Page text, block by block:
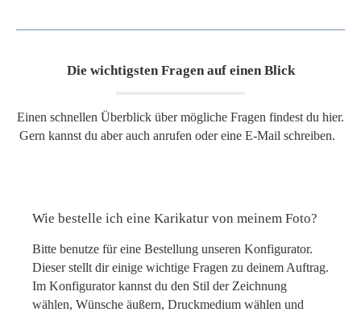
Die wichtigsten Fragen auf einen Blick
Einen schnellen Überblick über mögliche Fragen findest du hier.
Gern kannst du aber auch anrufen oder eine E-Mail schreiben.
Wie bestelle ich eine Karikatur von meinem Foto?
Bitte benutze für eine Bestellung unseren Konfigurator.
Dieser stellt dir einige wichtige Fragen zu deinem Auftrag.
Im Konfigurator kannst du den Stil der Zeichnung
wählen, Wünsche äußern, Druckmedium wählen und